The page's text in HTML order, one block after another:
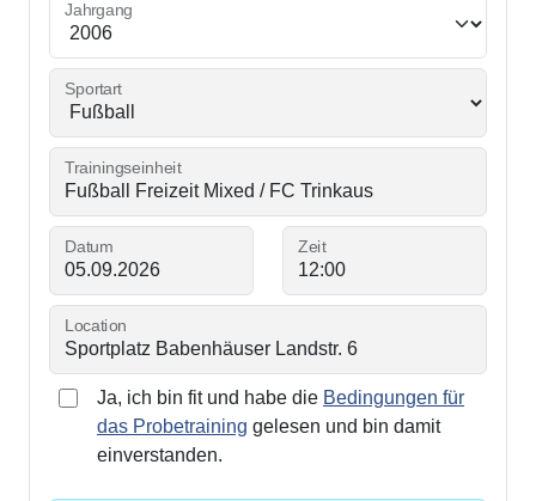
Jahrgang
Sportart
Trainingseinheit
Datum Zeit
Location
Ja, ich bin fit und habe die Bedingungen für
das Probetraining gelesen und bin damit
einverstanden.